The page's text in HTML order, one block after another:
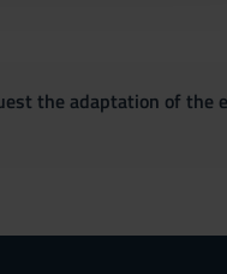
the adaptation of the